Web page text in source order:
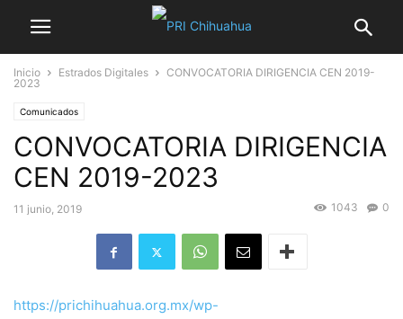
Inicio Estrados Digitales
CONVOCATORIA DIRIGENCIA CEN 2019-
2023
Comunicados
CONVOCATORIA DIRIGENCIA
CEN 2019-2023
11 junio, 2019 0
1043
https://prichihuahua.org.mx/wp-